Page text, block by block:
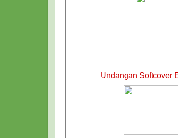
Undangan Softcover